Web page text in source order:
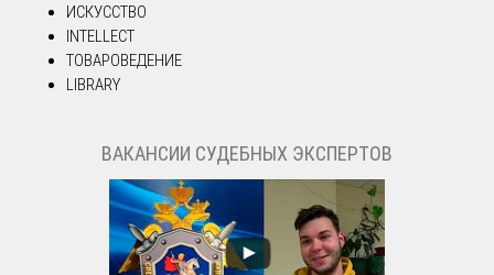
ИСКУССТВО
INTELLECT
ТОВАРОВЕДЕНИЕ
LIBRARY
ВАКАНСИИ СУДЕБНЫХ ЭКСПЕРТОВ